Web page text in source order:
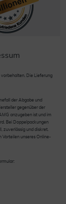
Die Lieferung
der Abgabe und
gegenüber der
anzugeben ist und im
Bei Doppelpackungen
zuverlässig und diskret.
Vorteilen unseres Online-